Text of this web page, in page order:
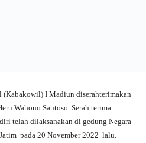
I Madiun diserahterimakan
Wahono Santoso. Serah terima
telah dilaksanakan di gedung Negara
pada 20 November 2022 lalu.